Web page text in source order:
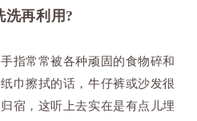
洗再利用?
指常常被各种顽固的食物碎和
巾擦拭的话，牛仔裤或沙发很
宿，这听上去实在是有点儿埋